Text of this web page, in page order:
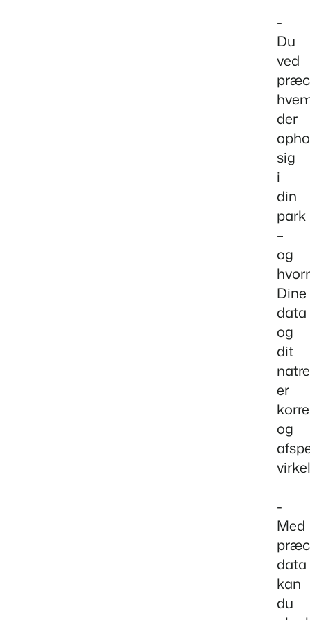
-
Du
ved
der
sig
i
din
park
–
og
Dine
data
og
dit
er
og
-
Med
data
kan
du